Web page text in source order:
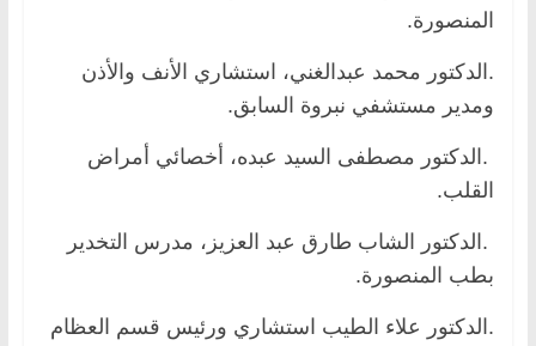
المنصورة.
.الدكتور محمد عبدالغني، استشاري الأنف والأذن
ومدير مستشفي نبروة السابق.
.الدكتور مصطفى السيد عبده، أخصائي أمراض
القلب.
.الدكتور الشاب طارق عبد العزيز، مدرس التخدير
بطب المنصورة.
.الدكتور علاء الطيب استشاري ورئيس قسم العظام